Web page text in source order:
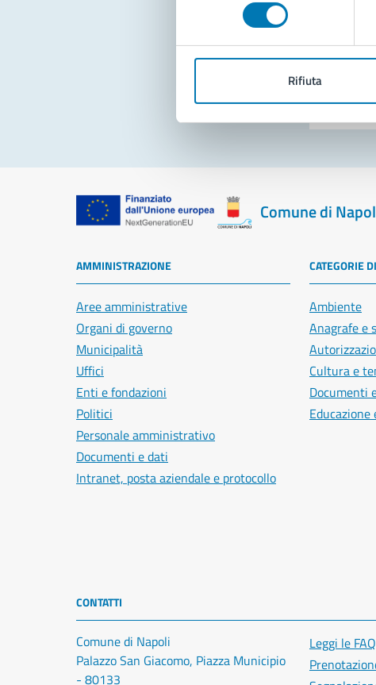
Rifiuta
Comune di
AMMINISTRAZIONE
Aree amministrative
Organi di governo
Municipalità
Uffici
Enti e fondazioni
Politici
Personale amministrativo
Documenti e dati
Intranet, posta aziendale e protocollo
CATEGORIE
Ambiente
Anagrafe e
Cultura e
Documenti
CONTATTI
Comune di Napoli
Palazzo San Giacomo, Piazza Municipio
- 80133
Leggi le FAQ